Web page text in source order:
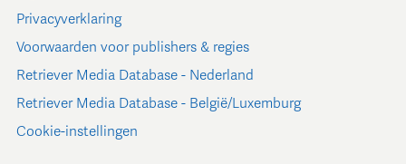
Privacyverklaring
Voorwaarden voor publishers & regies
Retriever Media Database - Nederland
Retriever Media Database - België/Luxemburg
Cookie-instellingen